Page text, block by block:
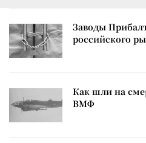
Заводы
российского
Как шли на
ВМФ